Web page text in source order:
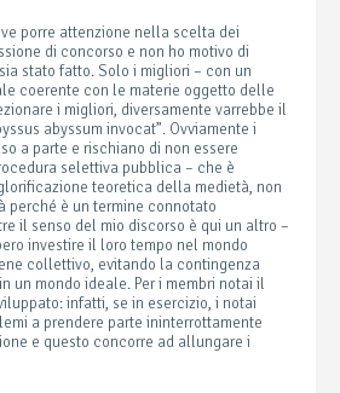
porre attenzione nella scelta dei
di concorso e non ho motivo di
stato fatto. Solo i migliori – con un
coerente con le materie oggetto delle
i migliori, diversamente varrebbe il
abyssum invocat”. Ovviamente i
a parte e rischiano di non essere
selettiva pubblica – che è
teoretica della medietà, non
perché è un termine connotato
il senso del mio discorso è qui un altro –
investire il loro tempo nel mondo
collettivo, evitando la contingenza
un mondo ideale. Per i membri notai il
infatti, se in esercizio, i notai
a prendere parte ininterrottamente
e questo concorre ad allungare i